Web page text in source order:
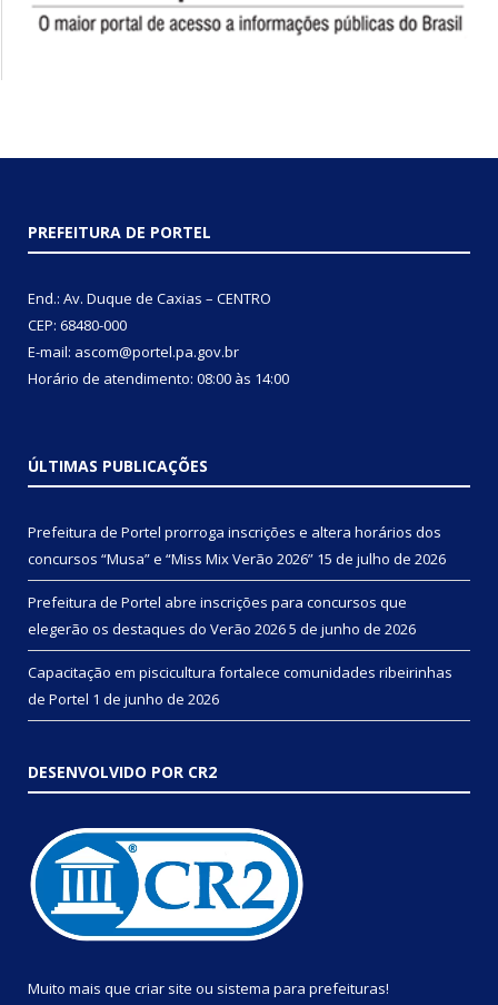
PREFEITURA DE PORTEL
End.: Av. Duque de Caxias – CENTRO
CEP: 68480-000
E-mail: ascom@portel.pa.gov.br
Horário de atendimento: 08:00 às 14:00
ÚLTIMAS PUBLICAÇÕES
Prefeitura de Portel prorroga inscrições e altera horários dos
concursos “Musa” e “Miss Mix Verão 2026” 15 de julho de 2026
Prefeitura de Portel abre inscrições para concursos que
elegerão os destaques do Verão 20265 de junho de 2026
Capacitação em piscicultura fortalece comunidades ribeirinhas
de Portel 1 de junho de 2026
DESENVOLVIDO POR CR2
Muito mais que criar site ou sistema para prefeituras!